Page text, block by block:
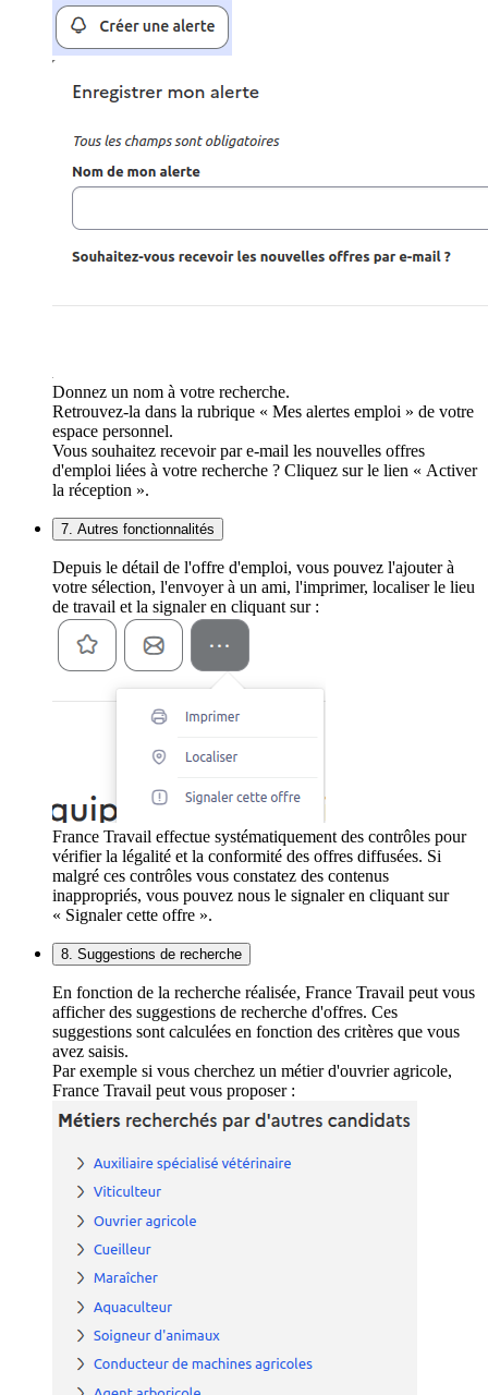
Donnez un nom à votre recherche.
Retrouvez-la dans la rubrique « Mes alertes emploi » de votre
espace personnel.
Vous souhaitez recevoir par e-mail les nouvelles offres
d'emploi liées à votre recherche ? Cliquez sur le lien « Activer
la réception ».
7. Autres fonctionnalités
Depuis le détail de l'offre d'emploi, vous pouvez l'ajouter à
votre sélection, l'envoyer à un ami, l'imprimer, localiser le lieu
de travail et la signaler en cliquant sur :
France Travail effectue systématiquement des contrôles pour
vérifier la légalité et la conformité des offres diffusées. Si
malgré ces contrôles vous constatez des contenus
inappropriés, vous pouvez nous le signaler en cliquant sur
« Signaler cette offre ».
8. Suggestions de recherche
En fonction de la recherche réalisée, France Travail peut vous
afficher des suggestions de recherche d'offres. Ces
suggestions sont calculées en fonction des critères que vous
avez saisis.
Par exemple si vous cherchez un métier d'ouvrier agricole,
France Travail peut vous proposer :